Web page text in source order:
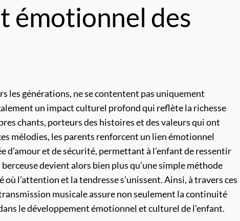
émotionnel des
les générations, ne se contentent pas uniquement
un impact culturel profond qui reflète la richesse
chants, porteurs des histoires et des valeurs qui ont
mélodies, les parents renforcent un lien émotionnel
d’amour et de sécurité, permettant à l’enfant de ressentir
devient alors bien plus qu’une simple méthode
l’attention et la tendresse s’unissent. Ainsi, à travers ces
musicale assure non seulement la continuité
le développement émotionnel et culturel de l’enfant.